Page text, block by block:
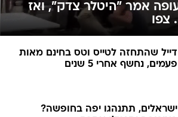
אמר "היטלר צדק", ואז
צפו
דייל שהתחזה לטייס וטס בחינם מאות
פעמים, נחשף אחרי 5 שנים
ישראלים, תתנהגו יפה בחופשה?